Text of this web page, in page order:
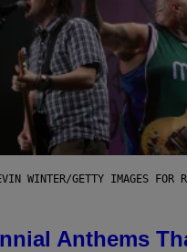
WINTER/GETTY IMAGES FOR
Anthems